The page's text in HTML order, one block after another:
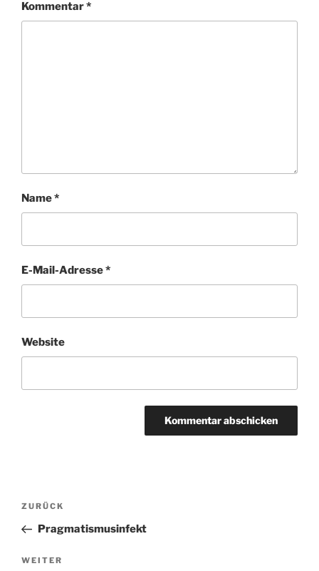
Kommentar*
Name*
E-Mail-Adresse*
Website
Beitragsnavigation
Vorheriger
Beitrag
ZURÜCK
Pragmatismusinfekt
Nächster
WEITER